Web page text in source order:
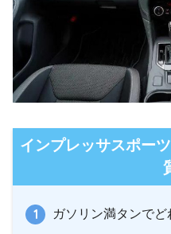
インプレッサスポー
ガソリン満タンでど